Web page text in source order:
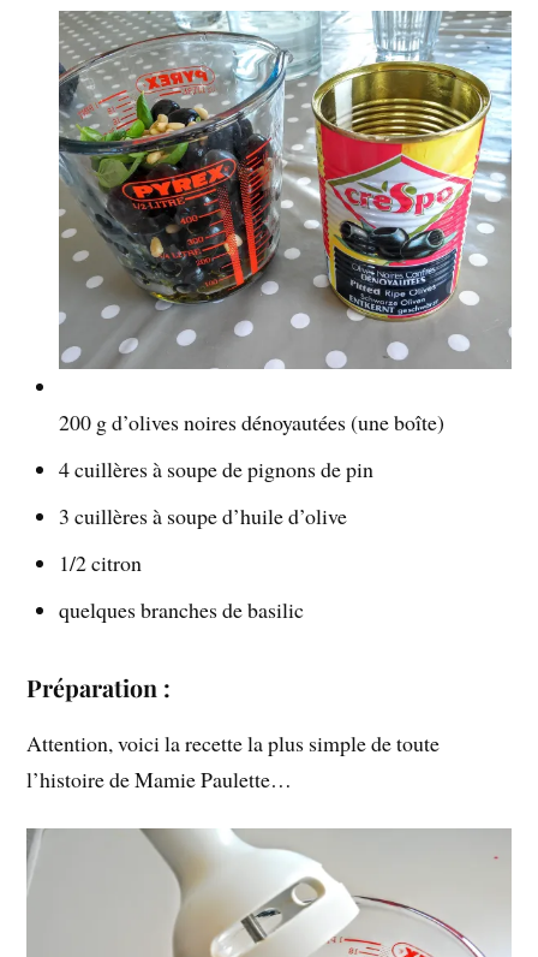
200 g d’olives noires dénoyautées (une boîte)
4 cuillères à soupe de pignons de pin
3 cuillères à soupe d’huile d’olive
1/2 citron
quelques branches de basilic
Préparation :
Attention, voici la recette la plus simple de toute
l’histoire de Mamie Paulette…